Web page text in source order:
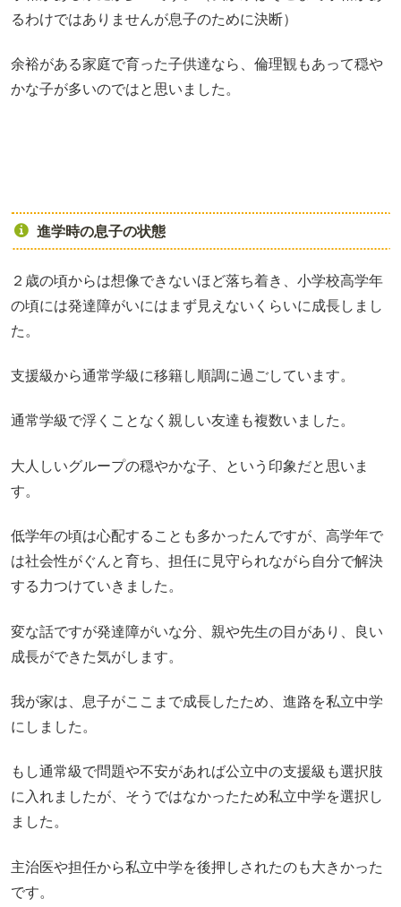
るわけではありませんが息子のために決断）
余裕がある家庭で育った子供達なら、倫理観もあって穏や
かな子が多いのではと思いました。
進学時の息子の状態
２歳の頃からは想像できないほど落ち着き、小学校高学年
の頃には発達障がいにはまず見えないくらいに成長しまし
た。
支援級から通常学級に移籍し順調に過ごしています。
通常学級で浮くことなく親しい友達も複数いました。
大人しいグループの穏やかな子、という印象だと思いま
す。
低学年の頃は心配することも多かったんですが、高学年で
は社会性がぐんと育ち、担任に見守られながら自分で解決
する力つけていきました。
変な話ですが発達障がいな分、親や先生の目があり、良い
成長ができた気がします。
我が家は、息子がここまで成長したため、進路を私立中学
にしました。
もし通常級で問題や不安があれば公立中の支援級も選択肢
に入れましたが、そうではなかったため私立中学を選択し
ました。
主治医や担任から私立中学を後押しされたのも大きかった
です。